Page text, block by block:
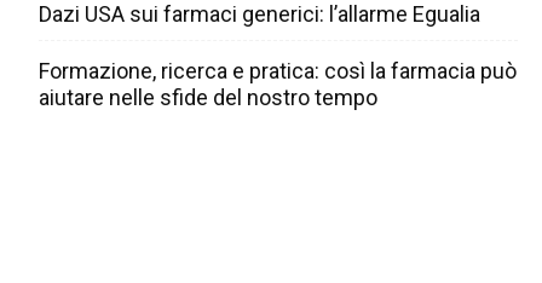
Dazi USA sui farmaci generici: l’allarme Egualia
Formazione, ricerca e pratica: così la farmacia può
aiutare nelle sfide del nostro tempo